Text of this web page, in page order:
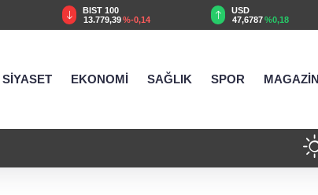
USD
47,6787%0,18
EUR
55,1254 %0,32
SİYASET EKONOMİ SAĞLIK SPOR MAGAZİN